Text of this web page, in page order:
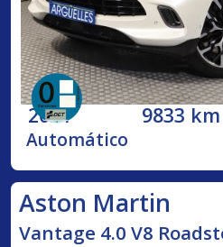
2021 9833 km
Automático
Aston Martin
Vantage 4.0 V8